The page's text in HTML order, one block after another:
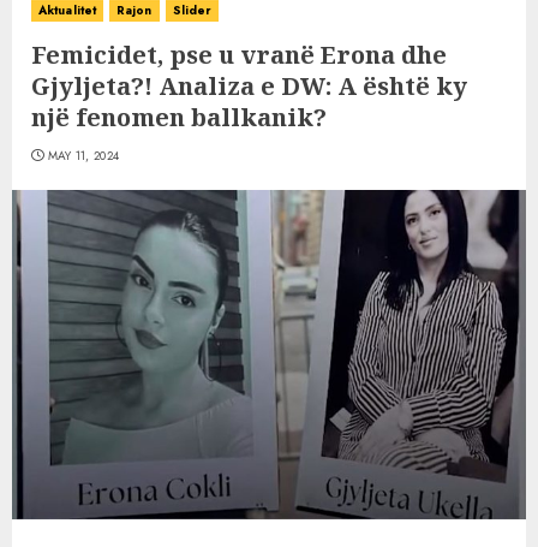
Aktualitet Rajon Slider
Femicidet, pse u vranë Erona dhe
Gjyljeta?! Analiza e DW: A është ky
një fenomen ballkanik?
MAY 11, 2024